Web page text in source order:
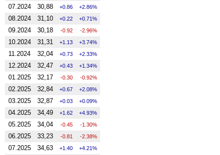
07.2024 30,88 0.86 2.86%
08.2024 31,10 0.22 0.71%
09.2024 30,18 -0.92 -2.96%
10.2024 31,31 1.13 3.74%
11.2024 32,04 0.73 2.33%
12.2024 32,47 0.43 1.34%
01.2025 32,17 -0.30 -0.92%
02.2025 32,84 0.67 2.08%
03.2025 32,87 0.03 0.09%
04.2025 34,49 1.62 4.93%
05.2025 34,04 -0.45 -1.30%
06.2025 33,23 -0.81 -2.38%
07.2025 34,63 1.40 4.21%